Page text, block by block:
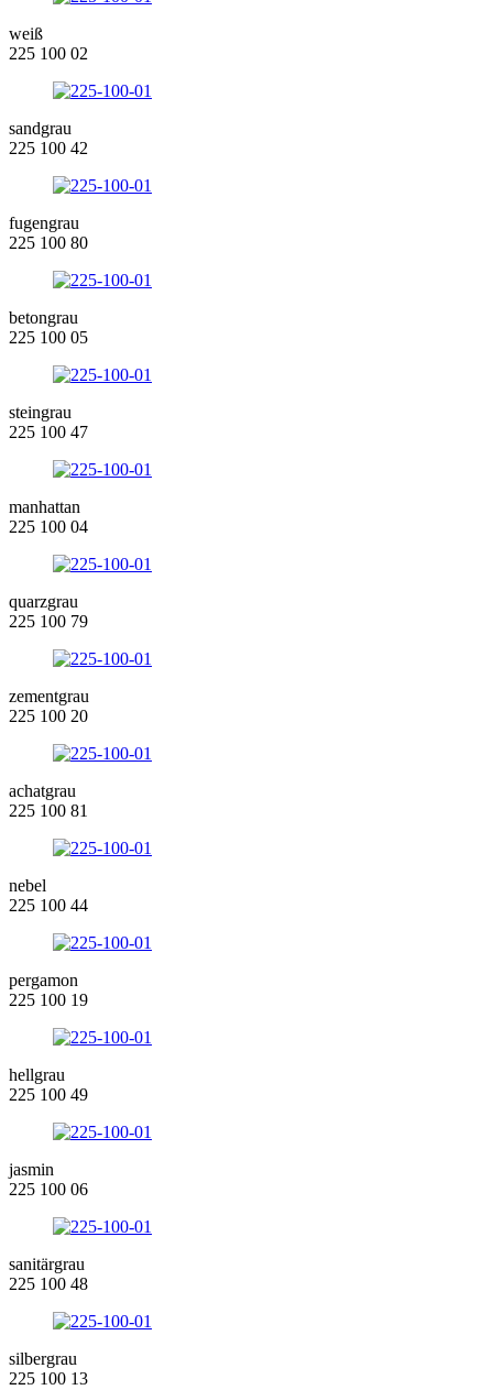
weiß
225 100 02
sandgrau
225 100 42
fugengrau
225 100 80
betongrau
225 100 05
steingrau
225 100 47
manhattan
225 100 04
quarzgrau
225 100 79
zementgrau
225 100 20
achatgrau
225 100 81
nebel
225 100 44
pergamon
225 100 19
hellgrau
225 100 49
jasmin
225 100 06
sanitärgrau
225 100 48
silbergrau
225 100 13